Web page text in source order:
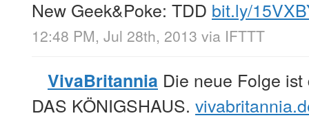
New Geek&Poke: TDD bit.ly/
12:48 PM, Jul 28th, 2013 via IFTTT
VivaBritannia Die neue Folge
DAS KÖNIGSHAUS.